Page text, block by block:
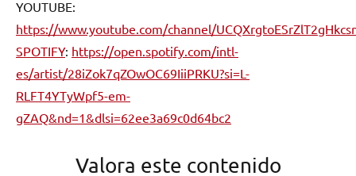
YOUTUBE:
https://www.youtube.com/channel/
SPOTIFY: https://open.spotify.com/intl-
es/artist/28iZok7qZOwOC69IiiPRKU?si=L-
RLFT4YTyWpf5-em-
gZAQ&nd=1&dlsi=62ee3a69c0d64bc2
Valora este contenido